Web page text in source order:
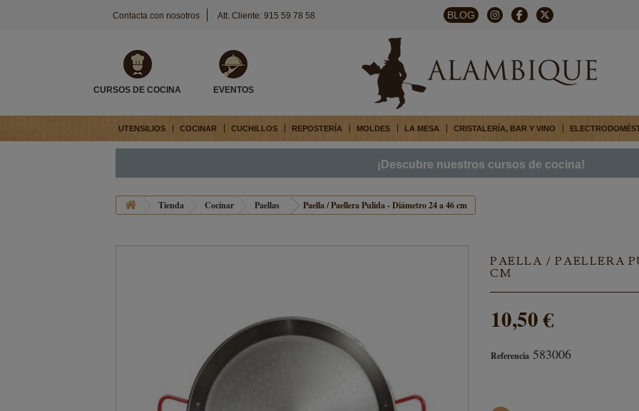
Contacta con nosotros Att. Cliente: 915 59 78 58 BLOG
CURSOS DE COCINA EVENTOS
UTENSILIOS COCINAR CUCHILLOS REPOSTERÍA MOLDES LA MESA CRISTALERÍA, BAR Y VINO
¡Descubre nuestros cursos de cocina!
Tienda Cocinar Paellas Paella / Paellera Pulida - Diámetro 24 a 46 cm
PAELLA / PAELLERA
CM
10,50 €
Referencia 583006